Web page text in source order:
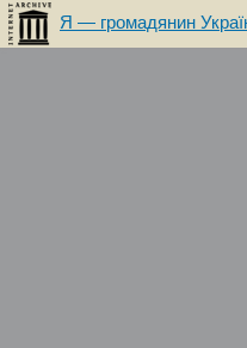
Я — громадянин